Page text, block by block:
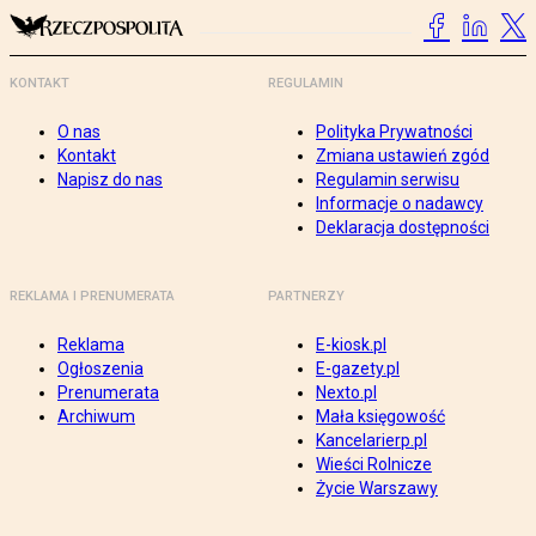
KONTAKT
O nas
Kontakt
Napisz do nas
REGULAMIN
Polityka Prywatności
Zmiana ustawień zgód
Regulamin serwisu
Informacje o nadawcy
Deklaracja dostępności
REKLAMA I PRENUMERATA
Reklama
Ogłoszenia
Prenumerata
Archiwum
PARTNERZY
E-kiosk.pl
E-gazety.pl
Nexto.pl
Mała księgowość
Kancelarierp.pl
Wieści Rolnicze
Życie Warszawy